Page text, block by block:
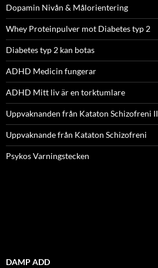
Dopamin Nivån & Målorientering
Whey Proteinpulver mot Diabetes typ 2
Diabetes typ 2 kan botas
ADHD Medicin fungerar
ADHD Mitt liv är en torktumlare
Uppvaknanden från Kataton Schizofreni II
Uppvaknande från Kataton Schizofreni
Psykos Varningstecken
DAMP ADD